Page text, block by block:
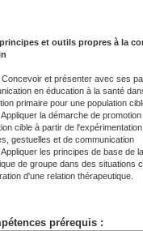
et outils propres à la
Concevoir et présenter avec ses
en éducation à la santé
primaire pour une population
Appliquer la démarche de
cible à partir de
gestuelles et de communication
Appliquer les principes de base de
de groupe dans des situations
d'une relation thérapeutique.
prérequis :